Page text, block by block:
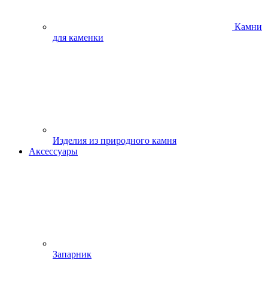
Камни
для каменки
Изделия из природного камня
Аксессуары
Запарник